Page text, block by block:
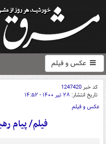
عکس و فیلم
کد خبر1247420
تاریخ انتشار: ۲۸ تیر ۱۴۰۰ - ۱۴:۵۲
عکس و فیلم
فیلم/ پیام